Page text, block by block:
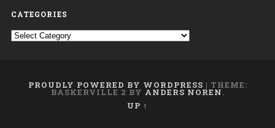
CATEGORIES
Categories
PROUDLY POWERED BY WORDPRESS | THEME:
BASKERVILLE 2 BY ANDERS NOREN.
UP ↑